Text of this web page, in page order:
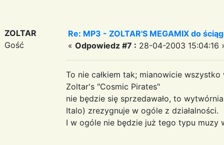
ZOLTAR
Gość
Re: MP3 - ZOLTAR'S MEGAMIX do
« Odpowiedz #7 : 28-04-2003 15:04:16
To nie całkiem tak; mianowicie
Zoltar's "Cosmic Pirates"
nie będzie się sprzedawało, to
Italo) zrezygnuje w ogóle z działalności.
I w ogóle nie będzie już tego typu muzy